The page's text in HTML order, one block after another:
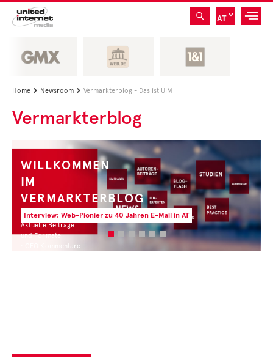
AT
Home  Newsroom  Vermarkterblog - Das ist UIM
Vermarkterblog
WILLKOMMEN
IM
VERMARKTERBLOG
Aktuelle Beiträge
und Formate
• CEO Kommentare
Interview: Web-Pionier zu 40 Jahren E-Mail in AT